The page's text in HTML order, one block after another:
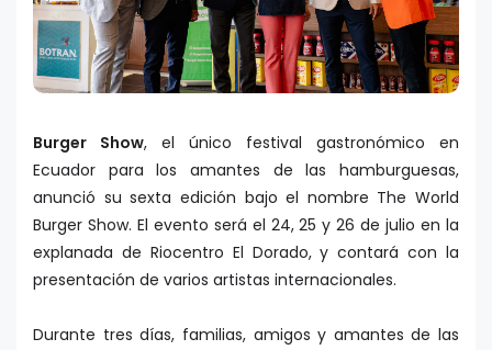
Burger Show, el único festival gastronómico en
Ecuador para los amantes de las hamburguesas,
anunció su sexta edición bajo el nombre The World
Burger Show. El evento será el 24, 25 y 26 de julio en la
explanada de Riocentro El Dorado, y contará con la
presentación de varios artistas internacionales.
Durante tres días, familias, amigos y amantes de las